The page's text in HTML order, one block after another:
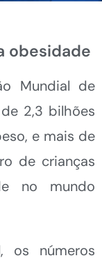
obesidade
Mundial de
2,3 bilhões
e mais de
de crianças
no mundo
os números